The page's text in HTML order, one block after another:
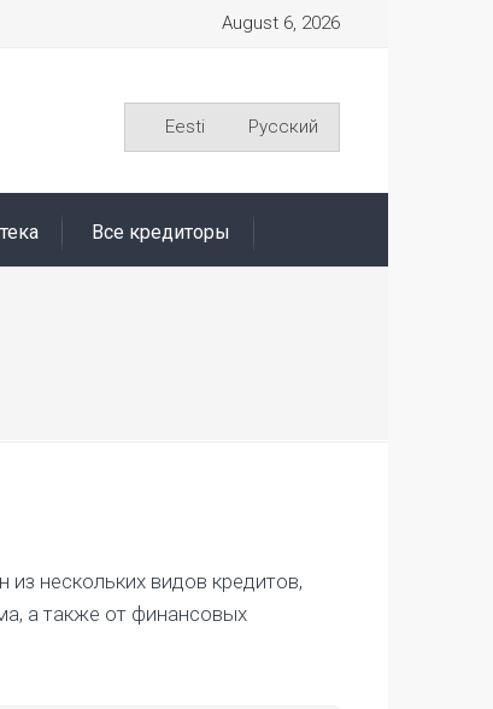
August 6, 2026
Eesti Русский
Все кредиторы
нескольких видов кредитов,
а также от финансовых